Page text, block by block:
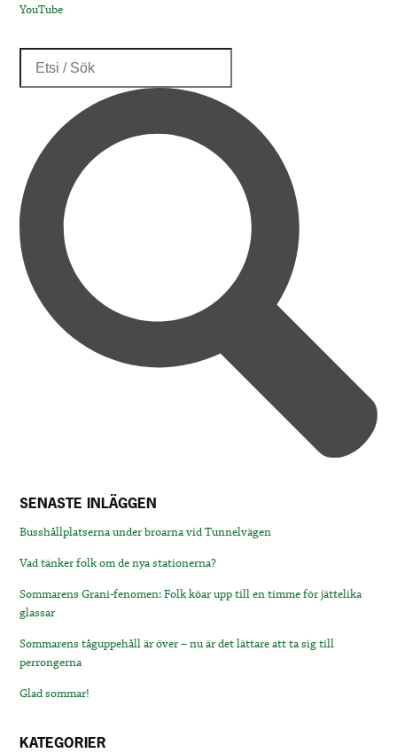
YouTube
SENASTE INLÄGGEN
Busshållplatserna under broarna vid Tunnelvägen
Vad tänker folk om de nya stationerna?
Sommarens Grani-fenomen: Folk köar upp till en timme för jättelika
glassar
Sommarens tåguppehåll är över – nu är det lättare att ta sig till
perrongerna
Glad sommar!
KATEGORIER